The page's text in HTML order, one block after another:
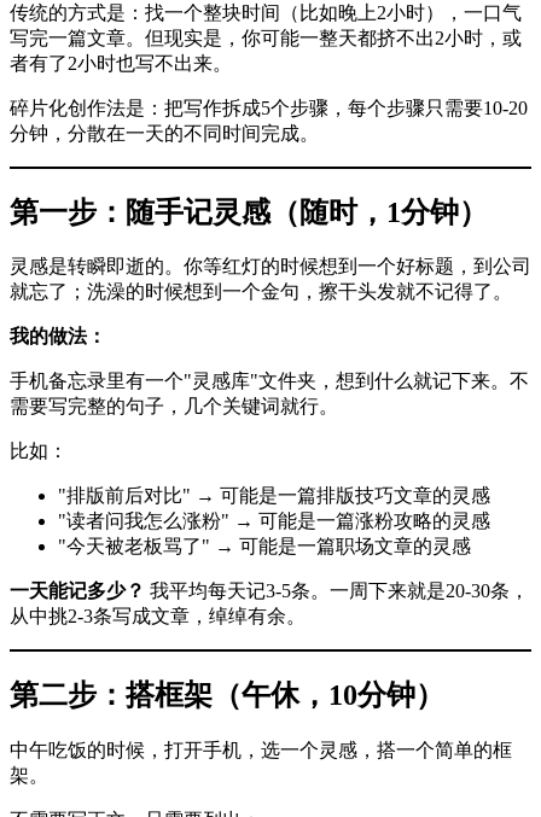
传统的方式是：找一个整块时间（比如晚上2小时），一口气
写完一篇文章。但现实是，你可能一整天都挤不出2小时，或
者有了2小时也写不出来。
碎片化创作法是：把写作拆成5个步骤，每个步骤只需要10-20
分钟，分散在一天的不同时间完成。
第一步：随手记灵感（随时，1分钟）
灵感是转瞬即逝的。你等红灯的时候想到一个好标题，到公司
就忘了；洗澡的时候想到一个金句，擦干头发就不记得了。
我的做法：
手机备忘录里有一个"灵感库"文件夹，想到什么就记下来。不
需要写完整的句子，几个关键词就行。
比如：
"排版前后对比" → 可能是一篇排版技巧文章的灵感
"读者问我怎么涨粉" → 可能是一篇涨粉攻略的灵感
"今天被老板骂了" → 可能是一篇职场文章的灵感
一天能记多少？ 我平均每天记3-5条。一周下来就是20-30条，
从中挑2-3条写成文章，绰绰有余。
第二步：搭框架（午休，10分钟）
中午吃饭的时候，打开手机，选一个灵感，搭一个简单的框
架。